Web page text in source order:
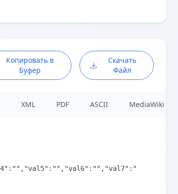
Копировать в
Буфер
Скачать
Файл
XML PDF ASCII MediaWiki